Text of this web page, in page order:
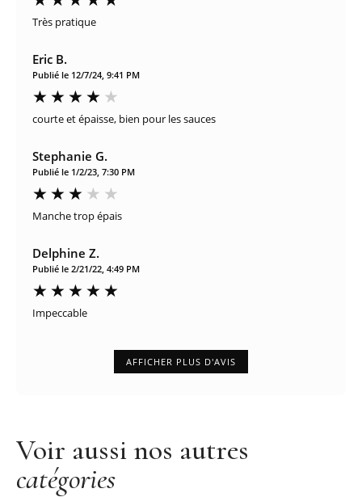
Très pratique
Eric B.
Publié le 12/7/24, 9:41 PM
courte et épaisse, bien pour les sauces
Stephanie G.
Publié le 1/2/23, 7:30 PM
Manche trop épais
Delphine Z.
Publié le 2/21/22, 4:49 PM
Impeccable
AFFICHER PLUS D'AVIS
Voir aussi nos autres
catégories